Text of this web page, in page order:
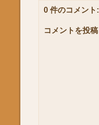
0 件のコメント:
コメントを投稿